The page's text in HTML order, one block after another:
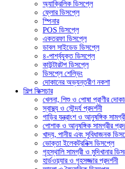
অ্যাক্রিলিক ডিসপ্লে
ফ্লোর ডিসপ্লে
স্পিনার
POS ডিসপ্লে
একতরফা ডিসপ্লে
ডাবল সাইডেড ডিসপ্লে
৪-পার্শ্বযুক্ত ডিসপ্লে
কাউন্টারটপ ডিসপ্লে
ডিসপ্লে শেল্ভিং
দোকানের অভ্যন্তরীণ নকশা
শিল্প ফিক্সচার
খেলনা, শিশু ও পোষা প্রাণীর
স্বাস্থ্য ও সৌন্দর্য প্রদর্শনী
গাড়ির যন্ত্রাংশ ও আনুষঙ্গিক
পোশাক ও আনুষঙ্গিক সামগ্রীর
খাদ্য, পানীয় এবং সুবিধাজনক
ভোক্তা ইলেকট্রনিক্স ডিসপ্লে
গৃহস্থালি সামগ্রী ও মুদিখানার
হার্ডওয়্যার ও গৃহসজ্জার প্রদর্শনী